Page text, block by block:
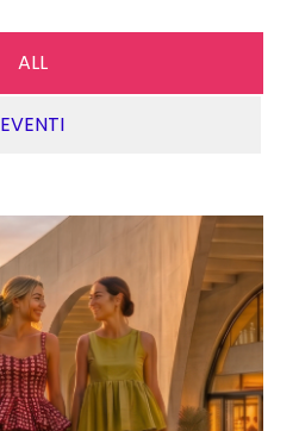
ALL
EVENTI